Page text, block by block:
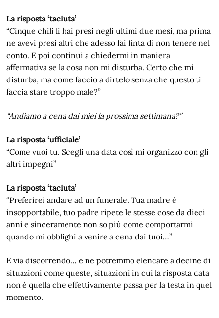
La risposta ‘taciuta’
“Cinque chili li hai presi negli ultimi due mesi, ma prima
ne avevi presi altri che adesso fai finta di non tenere nel
conto. E poi continui a chiedermi in maniera
affermativa se la cosa non mi disturba. Certo che mi
disturba, ma come faccio a dirtelo senza che questo ti
faccia stare troppo male?”
“Andiamo a cena dai miei la prossima settimana?”
La risposta ‘ufficiale’
“Come vuoi tu. Scegli una data così mi organizzo con gli
altri impegni”
La risposta ‘taciuta’
“Preferirei andare ad un funerale. Tua madre è
insopportabile, tuo padre ripete le stesse cose da dieci
anni e sinceramente non so più come comportarmi
quando mi obblighi a venire a cena dai tuoi…”
E via discorrendo… e ne potremmo elencare a decine di
situazioni come queste, situazioni in cui la risposta data
non è quella che effettivamente passa per la testa in quel
momento.